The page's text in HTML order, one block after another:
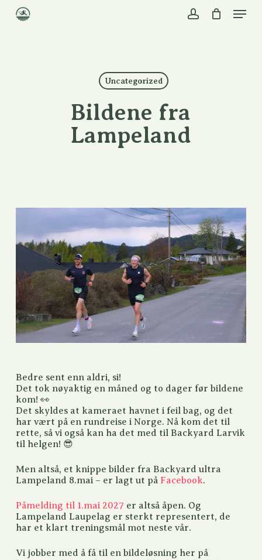
Uncategorized
Bildene fra
Lampeland
Bedre sent enn aldri, si!
Det tok nøyaktig en måned og to dager før bildene
kom! 👀
Det skyldes at kameraet havnet i feil bag, og det
har vært på en rundreise i Norge. Nå kom det til
rette, så vi også kan ha det med til Backyard Larvik
til helgen! 😎
Men altså, et knippe bilder fra Backyard ultra
Lampeland 8.mai – er lagt ut på Facebook.
Påmelding til 1.mai 2027 er altså åpen. Og
Lampeland Laupelag er sterkt representert, de
har et klart treningsmål mot neste vår.
Vi jobber med å få til en bildeløsning her på